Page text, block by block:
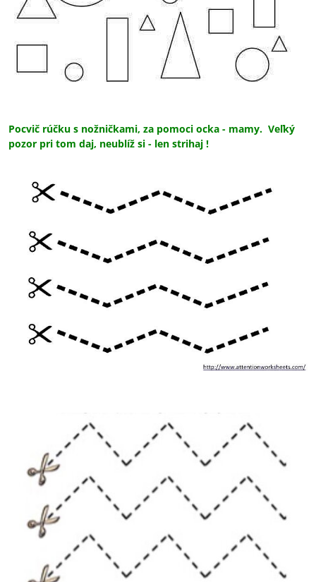
Pocvič rúčku s nožničkami, za pomoci ocka - mamy. Veľký
pozor pri tom daj, neublíž si - len strihaj !